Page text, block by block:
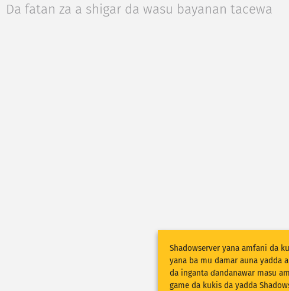
Da fatan za a shigar da wasu bayanan tacewa
Shadowserver yana amfani da
yana ba mu damar auna yadda
da inganta ɗandanawar masu
game da kukis da yadda